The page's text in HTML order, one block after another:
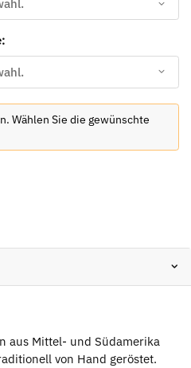
Wählen Sie die gewünschte
aus Mittel- und Südamerika
von Hand geröstet.